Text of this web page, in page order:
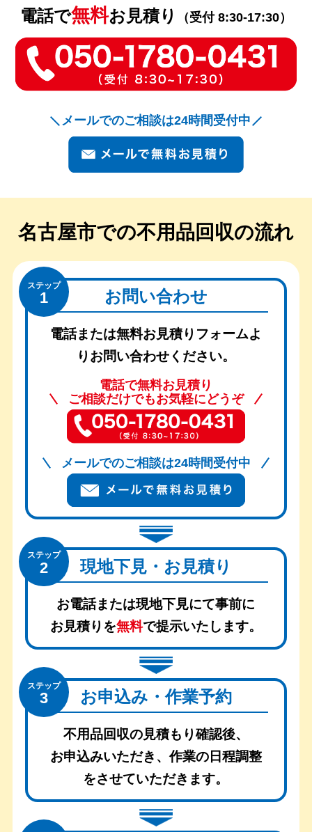
電話で無料お見積り （受付 8:30-17:30）
メールでのご相談は24時間受付中
名古屋市での不用品回収の流れ
ステップ
1 お問い合わせ
電話または無料お見積りフォームよ
りお問い合わせください。
電話で無料お見積り
ご相談だけでもお気軽にどうぞ
メールでのご相談は24時間受付中
ステップ
2 現地下見・お見積り
お電話または現地下見にて事前に
お見積りを無料で提示いたします。
ステップ
3 お申込み・作業予約
不用品回収の見積もり確認後、
お申込みいただき、作業の日程調整
をさせていただきます。